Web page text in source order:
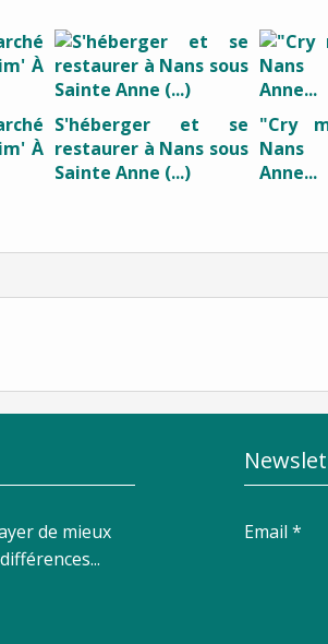
À
S'héberger et se
restaurer à Nans sous
Sainte Anne (...)
"Cry
Nans
Anne...
de mieux
Email